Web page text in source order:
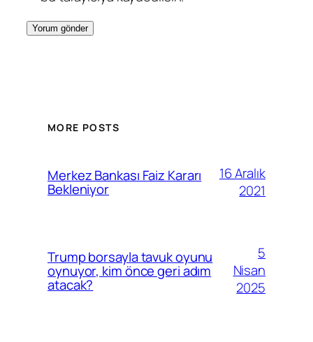
MORE POSTS
Merkez Bankası Faiz Kararı
Bekleniyor
16 Aralık
2021
Trump borsayla tavuk oyunu
oynuyor, kim önce geri adım
atacak?
5
Nisan
2025